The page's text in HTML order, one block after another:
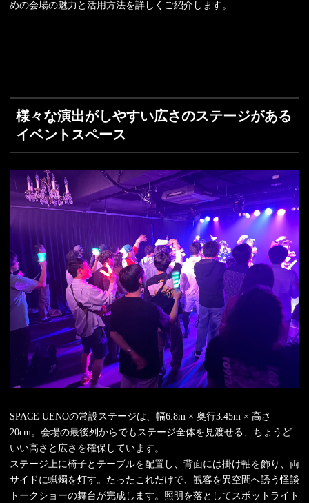
めの会場の魅力と活用方法を詳しくご紹介します。
様々な演出がしやすい広さのステージがある
イベントスペース
SPACE UENOの常設ステージは、幅6.8m × 奥行3.45m × 高さ
20cm。会場の最後列からでもステージ全体を見渡せる、ちょうど
いい高さと広さを確保しています。
ステージ上に椅子とテーブルを配置し、背面には掛け軸を飾り、両
サイドに蝋燭を灯す。たったこれだけで、観客を異空間へ誘う怪談
トークショーの舞台が完成します。照明を落としてスポットライト